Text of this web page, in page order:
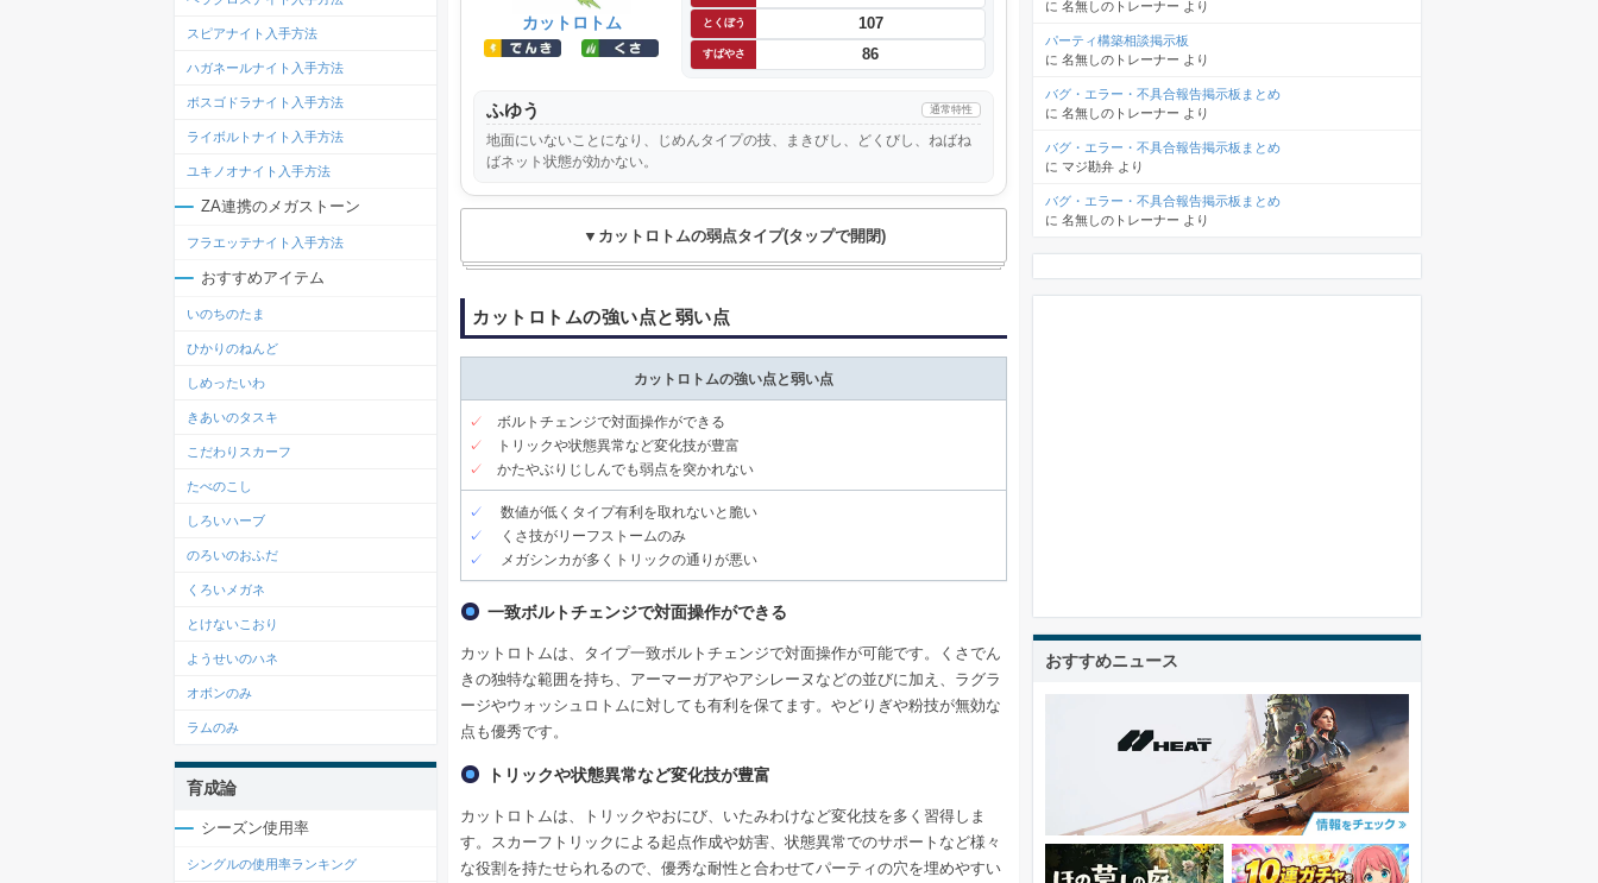
カットロトム とくぼう 107
すばやさ 86
ふゆう 通常特性
地面にいないことになり、じめんタイプの技、まきびし、どくびし、ねばね
ばネット状態が効かない。
▼カットロトムの弱点タイプ(タップで開閉)
カットロトムの強い点と弱い点
カットロトムの強い点と弱い点
✓ ボルトチェンジで対面操作ができる
✓
トリックや状態異常など変化技が豊富
✓ かたやぶりじしんでも弱点を突かれない
✓ 数値が低くタイプ有利を取れないと脆い
✓
くさ技がリーフストームのみ
✓
メガシンカが多くトリックの通りが悪い
一致ボルトチェンジで対面操作ができる
カットロトムは、タイプ一致ボルトチェンジで対面操作が可能です。くさでん
きの独特な範囲を持ち、アーマーガアやアシレーヌなどの並びに加え、ラグラ
ージやウォッシュロトムに対しても有利を保てます。やどりぎや粉技が無効な
点も優秀です。
トリックや状態異常など変化技が豊富
カットロトムは、トリックやおにび、いたみわけなど変化技を多く習得しま
す。スカーフトリックによる起点作成や妨害、状態異常でのサポートなど様々
な役割を持たせられるので、優秀な耐性と合わせてパーティの穴を埋めやすい
スピアナイト入手方法
ハガネールナイト入手方法
ボスゴドラナイト入手方法
ライボルトナイト入手方法
ユキノオナイト入手方法
ZA連携のメガストーン
フラエッテナイト入手方法
おすすめアイテム
いのちのたま
ひかりのねんど
しめったいわ
きあいのタスキ
こだわりスカーフ
たべのこし
しろいハーブ
のろいのおふだ
くろいメガネ
とけないこおり
ようせいのハネ
オボンのみ
ラムのみ
育成論
シーズン使用率
シングルの使用率ランキング
に 名無しのトレーナー より
パーティ構築相談掲示板
に 名無しのトレーナー より
バグ・エラー・不具合報告掲示板まとめ
に 名無しのトレーナー より
バグ・エラー・不具合報告掲示板まとめ
に マジ勘弁 より
バグ・エラー・不具合報告掲示板まとめ
に 名無しのトレーナー より
おすすめニュース